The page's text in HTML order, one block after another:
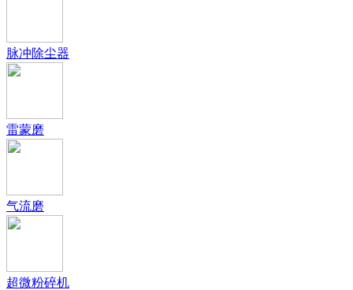
脉冲除尘器
雷蒙磨
气流磨
超微粉碎机